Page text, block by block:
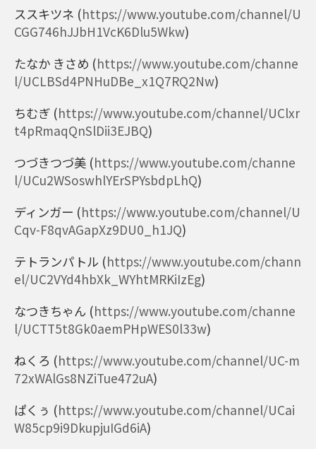
ススキツネ (https://www.youtube.com/channel/U
CGG746hJJbH1VcK6Dlu5Wkw)
たなか きさめ (https://www.youtube.com/channe
l/UCLBSd4PNHuDBe_x1Q7RQ2Nw)
ちむぎ (https://www.youtube.com/channel/UClxr
t4pRmaqQnSlDii3EJBQ)
つづきつづ美 (https://www.youtube.com/channe
l/UCu2WSoswhlYErSPYsbdpLhQ)
ディンガー (https://www.youtube.com/channel/U
Cqv-F8qvAGapXz9DU0_h1JQ)
テトランパトル (https://www.youtube.com/chann
el/UC2VYd4hbXk_WYhtMRKiIzEg)
なつきちゃん (https://www.youtube.com/channe
l/UCTT5t8Gk0aemPHpWES0l33w)
ねくろ (https://www.youtube.com/channel/UC-m
72xWAlGs8NZiTue472uA)
ぱくぅ (https://www.youtube.com/channel/UCai
W85cp9i9DkupjuIGd6iA)